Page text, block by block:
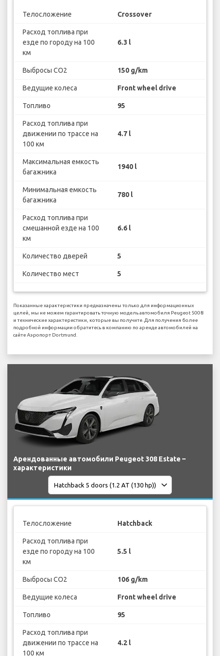
Телосложение Crossover
Расход топлива при
езде по городу на 100
км
6.3 l
Выбросы CO2 150 g/km
Ведущие колеса Front wheel drive
Топливо 95
Расход топлива при
движении по трассе на
100 км
4.7 l
Максимальная емкость
багажника
1940 l
Минимальная емкость
багажника
780 l
Расход топлива при
смешанной езде на 100
км
6.6 l
Количество дверей 5
Количество мест 5
Показанные характеристики предназначены только для информационных
целей, мы не можем гарантировать точную модель автомобиля Peugeot 5008
и технические характеристики, которые вы получите. Для получения более
подробной информации обратитесь в компанию по аренде автомобилей на
сайте Аэропорт Dortmund.
Арендованные автомобили Peugeot 308 Estate –
характеристики
Телосложение Hatchback
Расход топлива при
езде по городу на 100
км
5.5 l
Выбросы CO2 106 g/km
Ведущие колеса Front wheel drive
Топливо 95
Расход топлива при
движении по трассе на
100 км
4.2 l